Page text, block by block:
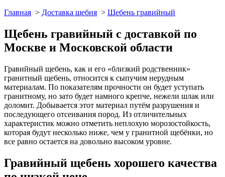
Главная > Доставка щебня > Щебень гравийный
Щебень гравийный с доставкой по
Москве и Московской области
Гравийный щебень, как и его «близкий родственник»
гранитный щебень, относится к сыпучим нерудным
материалам. По показателям прочности он будет уступать
гранитному, но зато будет намного крепче, нежели шлак или
доломит. Добывается этот материал путём разрушения и
последующего отсеивания пород. Из отличительных
характеристик можно отметить неплохую морозостойкость,
которая будут несколько ниже, чем у гранитной щебёнки, но
все равно остается на довольно высоком уровне.
Гравийный щебень хорошего качества